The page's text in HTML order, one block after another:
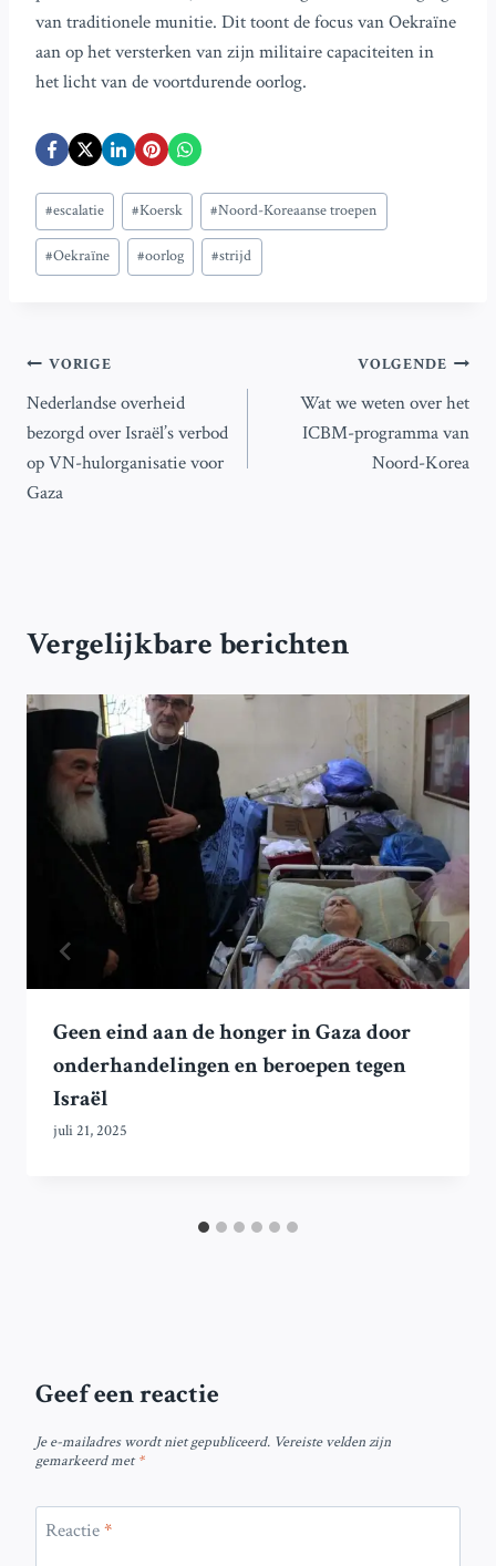
van traditionele munitie. Dit toont de focus van Oekraïne
aan op het versterken van zijn militaire capaciteiten in
het licht van de voortdurende oorlog.
Bericht
tags:
#escalatie #Koersk #Noord-Koreaanse troepen
#Oekraïne #oorlog #strijd
Bericht
navigatie
VORIGE
Nederlandse overheid
bezorgd over Israël’s verbod
op VN-hulorganisatie voor
Gaza
VOLGENDE
Wat we weten over het
ICBM-programma van
Noord-Korea
Vergelijkbare berichten
Geen eind aan de honger in Gaza door
onderhandelingen en beroepen tegen
Israël
juli 21, 2025
Geef een reactie
Je e-mailadres wordt niet gepubliceerd. Vereiste velden zijn
gemarkeerd met*
Reactie*